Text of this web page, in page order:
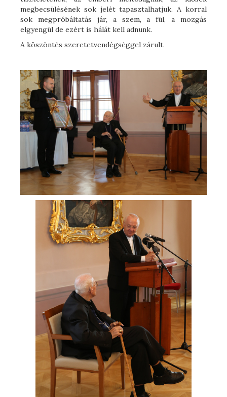
megbecsülésének sok jelét tapasztalhatjuk. A korral
sok megpróbáltatás jár, a szem, a fül, a mozgás
elgyengül de ezért is hálát kell adnunk.
A köszöntés szeretetvendégséggel zárult.